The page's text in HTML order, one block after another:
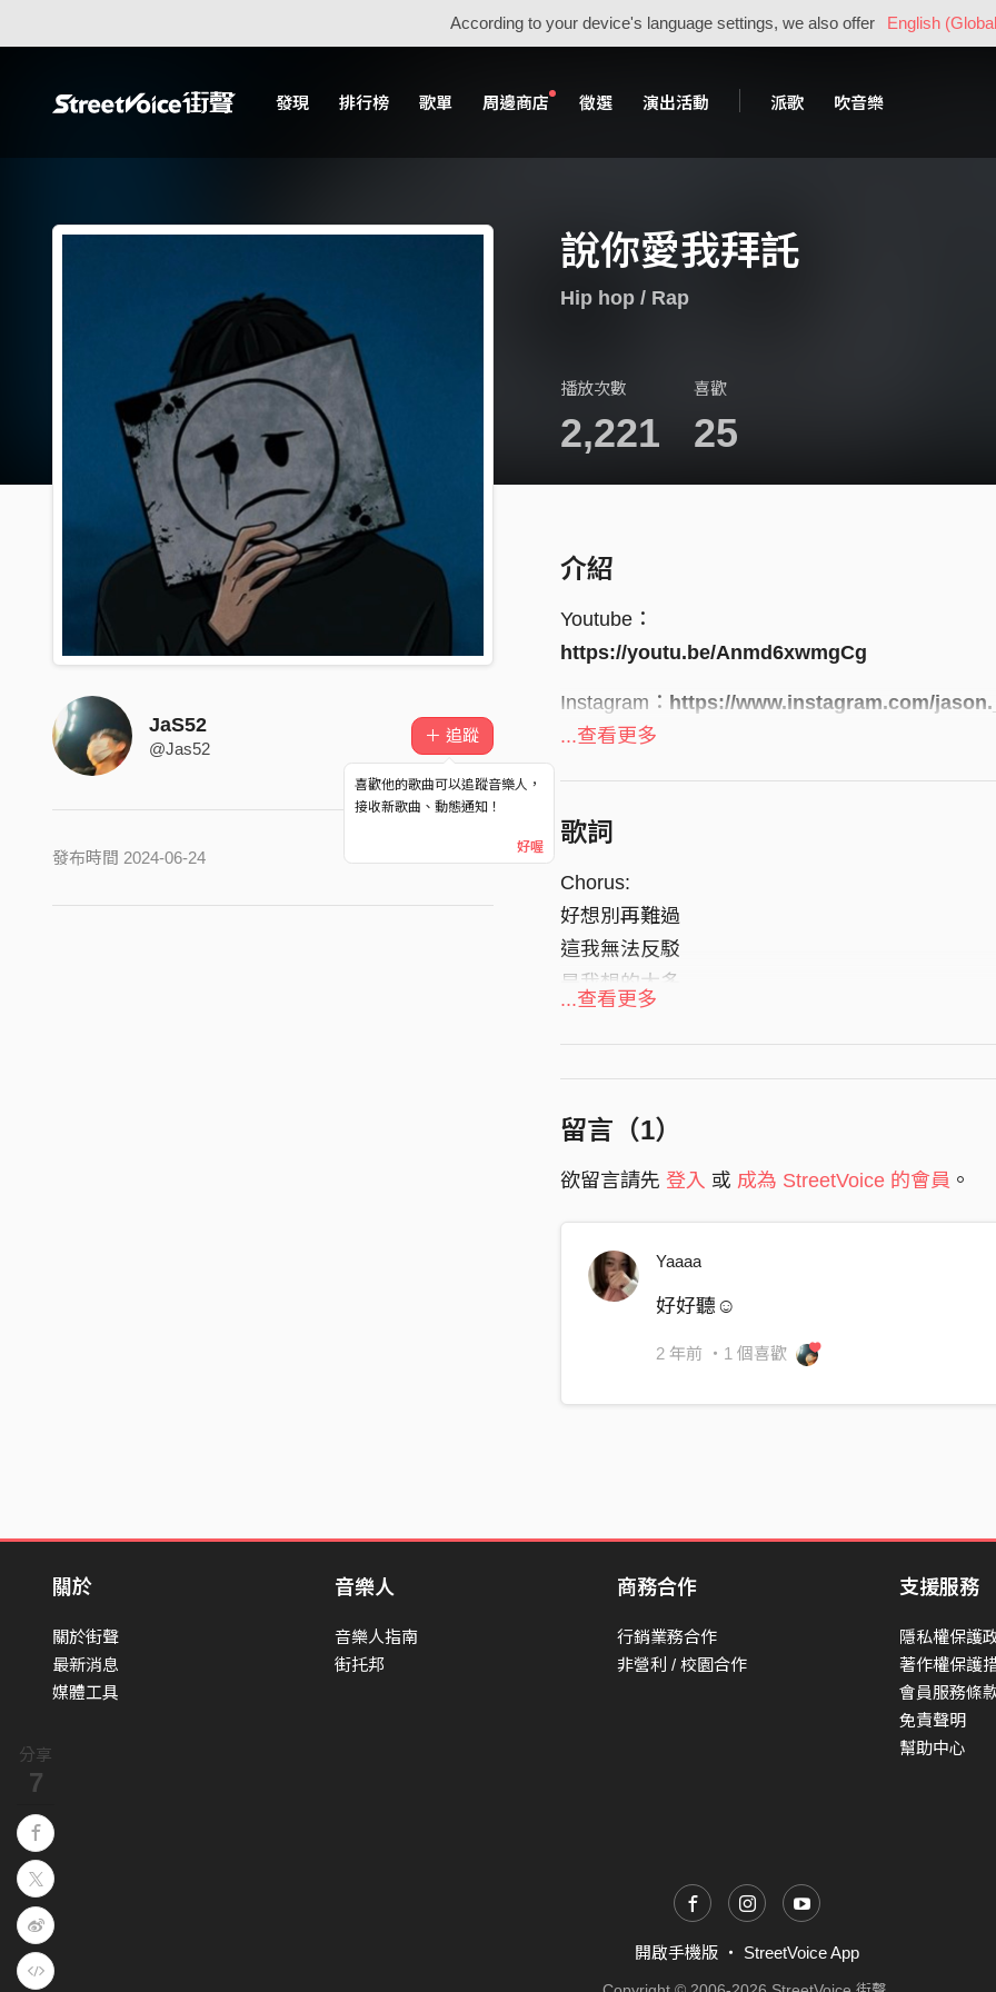
According to your device's language settings, we also offer English
發現 排行榜 歌單 周邊商店 徵選 演出活動 派歌 吹音樂
分享
7
說你愛我拜託
Hip hop / Rap
播放次數
2,221
喜歡
25
JaS52
@Jas52
＋ 追蹤
喜歡他的歌曲可以追蹤音樂人，
接收新歌曲、動態通知！
好喔
發布時間 2024-06-24
介紹
Youtube：
https://youtu.be/Anmd6xwmgCg
Instagram： https://www.instagram.com/
Lyrics & Composer | JaS52
Mixing | JaS52
Mastering | JaS52
...查看更多
歌詞
Chorus:
好想別再難過
這我無法反駁
是我想的太多
說你愛我拜託*2
還以為是你在我旁邊這冬天
你的朋友圈就在我的二樓
又是重來回頭見
我對你的感覺 也從來沒有變
回憶太滿必須翻頁 來到下個篇章
我愛你沒有邊框 要愛你哪有偏方
天方夜譚 只會出現別人鍵盤
想要陪著你 向著未來出發
可以為了你 一直裝很酷
說愛我拜託
說愛我拜託..
...查看更多
留言（1）
欲留言請先 登入 或 成為 StreetVoice 的會員 。
Yaaaa
好好聽☺️
2 年前 ・1 個喜歡
關於
關於街聲
最新消息
媒體工具
音樂人
音樂人指南
街托邦
商務合作
行銷業務合作
非營利 / 校園合作
支援服務
隱私權保護
著作權保護
會員服務條
免責聲明
幫助中心
開啟手機版 ・ StreetVoice App